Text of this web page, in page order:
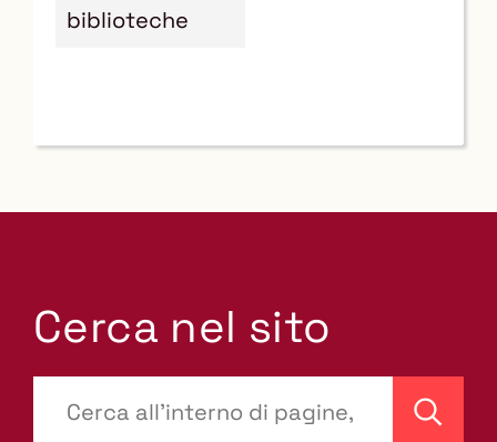
biblioteche
Cerca nel sito
site-
Cerca